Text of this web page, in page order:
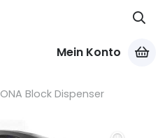
Mein Konto
ONA Block Dispenser